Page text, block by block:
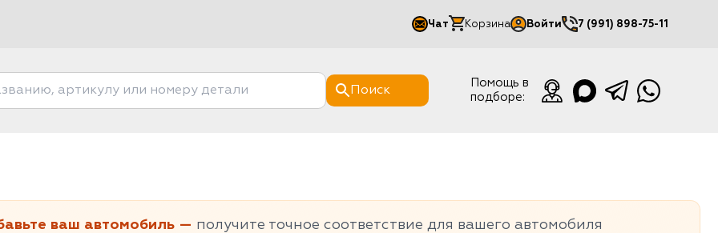
Чат Корзина Войти
Мой кабинет
7 (991) 898-75-11
Поиск
Помощь в
подборе:
ваш автомобиль — получите точное соответствие для вашего автомобиля